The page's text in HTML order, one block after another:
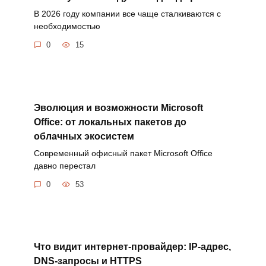
В 2026 году компании все чаще сталкиваются с
необходимостью
0 15
Эволюция и возможности Microsoft
Office: от локальных пакетов до
облачных экосистем
Современный офисный пакет Microsoft Office
давно перестал
0 53
Что видит интернет-провайдер: IP-адрес,
DNS-запросы и HTTPS